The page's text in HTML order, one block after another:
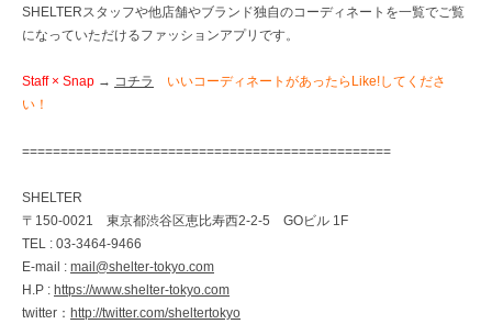
SHELTERスタッフや他店舗やブランド独自のコーディネートを一覧でご覧
になっていただけるファッションアプリです。
Staff × Snap → コチラ
いいコーディネートがあったらLike!してくださ
い！
================================================
SHELTER
〒150-0021 東京都渋谷区恵比寿西2-2-5 GOビル 1F
TEL : 03-3464-9466
E-mail : mail@shelter-tokyo.com
H.P : https://www.shelter-tokyo.com
twitter： http://twitter.com/sheltertokyo